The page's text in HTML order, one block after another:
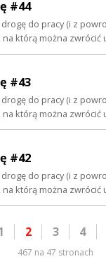
#44
do pracy (i z
którą można zwrócić
#43
do pracy (i z
którą można zwrócić
#42
do pracy (i z
którą można zwrócić
2 3 4
467 na 47 stronach